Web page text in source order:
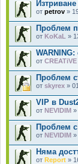
от petrov »
Проблем
от KoKaL »
от CREATiVE
Проблем
от skyrex »
VIP в
от NEVIDIM »
Проблем
от NEVIDIM »
Няма
от Report »